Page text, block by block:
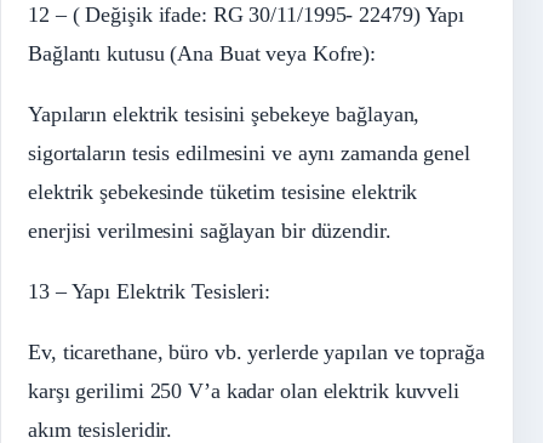
12 – ( Değişik ifade: RG 30/11/1995- 22479) Yapı
Bağlantı kutusu (Ana Buat veya Kofre):
Yapıların elektrik tesisini şebekeye bağlayan,
sigortaların tesis edilmesini ve aynı zamanda genel
elektrik şebekesinde tüketim tesisine elektrik
enerjisi verilmesini sağlayan bir düzendir.
13 – Yapı Elektrik Tesisleri:
Ev, ticarethane, büro vb. yerlerde yapılan ve toprağa
karşı gerilimi 250 V’a kadar olan elektrik kuvveli
akım tesisleridir.